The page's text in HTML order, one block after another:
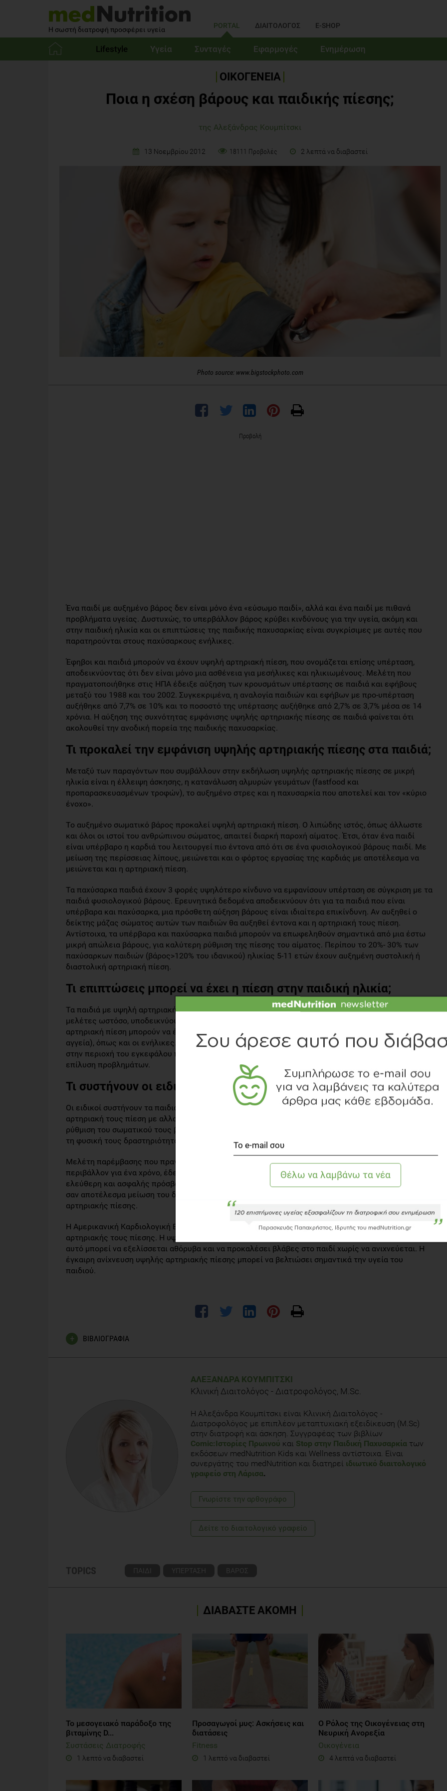
Η σωστή διατροφή προσφέρει υγεία PORTAL ΔΙΑΙΤΟΛΟΓΟΣ E-SHOP
Lifestyle Υγεία Συνταγές Εφαρμογές Ενημέρωση
ΟΙΚΟΓΕΝΕΙΑ
Ποια η σχέση βάρους και παιδικής πίεσης;
της Αλεξάνδρας Κουμπίτσκι
13 Νοεμβρίου 2012 18111 Προβολές 2 λεπτά να διαβαστεί
Photo source: www.bigstockphoto.com
Προβολή
Ένα παιδί με αυξημένο βάρος δεν είναι μόνο ένα «εύσωμο παιδί», αλλά και ένα παιδί με πιθανά
προβλήματα υγείας. Δυστυχώς, το υπερβάλλον βάρος κρύβει κινδύνους για την υγεία, ακόμη και
στην παιδική ηλικία και οι επιπτώσεις της παιδικής παχυσαρκίας είναι συγκρίσιμες με αυτές που
παρατηρούνται στους παχύσαρκους ενήλικες.
Έφηβοι και παιδιά μπορούν να έχουν υψηλή αρτηριακή πίεση, που ονομάζεται επίσης υπέρταση,
αποδεικνύοντας ότι δεν είναι μόνο μια ασθένεια για μεσήλικες και ηλικιωμένους. Μελέτη που
πραγματοποιήθηκε στις ΗΠΑ έδειξε αύξηση των κρουσμάτων υπέρτασης σε παιδιά και εφήβους
μεταξύ του 1988 και του 2002. Συγκεκριμένα, η αναλογία παιδιών και εφήβων με προ-υπέρταση
αυξήθηκε από 7,7% σε 10% και το ποσοστό της υπέρτασης αυξήθηκε από 2,7% σε 3,7% μέσα σε 14
χρόνια. Η αύξηση της συχνότητας εμφάνισης υψηλής αρτηριακής πίεσης σε παιδιά φαίνεται ότι
ακολουθεί την ανοδική πορεία της παιδικής παχυσαρκίας.
Τι προκαλεί την εμφάνιση υψηλής αρτηριακής πίεσης στα παιδιά;
Μεταξύ των παραγόντων που συμβάλλουν στην εκδήλωση υψηλής αρτηριακής πίεσης σε μικρή
ηλικία είναι η έλλειψη άσκησης, η κατανάλωση αλμυρών γευμάτων (fastfood και
προπαρασκευασμένων τροφών), το αυξημένο στρες και η παχυσαρκία που αποτελεί και τον «κύριο
ένοχο».
Το αυξημένο σωματικό βάρος προκαλεί υψηλή αρτηριακή πίεση. Ο λιπώδης ιστός, όπως άλλωστε
και όλοι οι ιστοί του ανθρώπινου σώματος, απαιτεί διαρκή παροχή αίματος. Έτσι, όταν ένα παιδί
είναι υπέρβαρο η καρδιά του λειτουργεί πιο έντονα από ότι σε ένα φυσιολογικού βάρους παιδί. Με
μείωση της περίσσειας λίπους, μειώνεται και ο φόρτος εργασίας της καρδιάς με αποτέλεσμα να
μειώνεται και η αρτηριακή πίεση.
Τα παχύσαρκα παιδιά έχουν 3 φορές υψηλότερο κίνδυνο να εμφανίσουν υπέρταση σε σύγκριση με τα
παιδιά φυσιολογικού βάρους. Ερευνητικά δεδομένα αποδεικνύουν ότι για τα παιδιά που είναι
υπέρβαρα και παχύσαρκα, μια πρόσθετη αύξηση βάρους είναι ιδιαίτερα επικίνδυνη. Αν αυξηθεί ο
δείκτης μάζας σώματος αυτών των παιδιών θα αυξηθεί έντονα και η αρτηριακή τους πίεση.
Αντίστοιχα, τα υπέρβαρα και παχύσαρκα παιδιά μπορούν να επωφεληθούν σημαντικά από μια έστω
μικρή απώλεια βάρους, για καλύτερη ρύθμιση της πίεσης του αίματος. Περίπου το 20%- 30% των
παχύσαρκων παιδιών (βάρος>120% του ιδανικού) ηλικίας 5-11 ετών έχουν αυξημένη συστολική ή
διαστολική αρτηριακή πίεση.
Τι επιπτώσεις μπορεί να έχει η πίεση στην παιδική ηλικία;
Τα παιδιά με υψηλή αρτηριακή πίεση είναι πολύ πιθανό να γίνουν ενήλικες με υπέρταση. Νεότερες
μελέτες ωστόσο, υποδεικνύουν ότι ο κίνδυνος δεν σταματάει εδώ, καθώς τα παιδιά με υψηλή
αρτηριακή πίεση μπορούν να έχουν αντίστοιχες βλάβες σε ζωτικά όργανα (καρδιά, νεφροί, αιμοφόρα
αγγεία), όπως και οι ενήλικες. Έχει φανεί, ότι τα παιδιά με υψηλή αρτηριακή πίεση έχουν μεταβολές
στην περιοχή του εγκεφάλου που είναι υπεύθυνη για λειτουργίες όπως η προσοχή, η μνήμη και η
επίλυση προβλημάτων.
Τι συστήνουν οι ειδικοί;
Οι ειδικοί συστήνουν τα παιδιά με πρώιμη υπέρταση ή υπέρταση να προσπαθήσουν να μειώσουν την
αρτηριακή τους πίεση με αλλαγές στον τρόπο ζωής τους. Πρωταρχικός στόχος πρέπει να είναι η
ρύθμιση του σωματικού τους βάρους, υιοθετώντας σωστές διατροφικές συνήθειες και αυξάνοντας
τη φυσική τους δραστηριότητα.
Μελέτη παρέμβασης που πραγματοποιήθηκε στην Ελλάδα, σε παιδιά της Ε' δημοτικού στο σχολικό
περιβάλλον για ένα χρόνο, έδειξε ότι η αύξηση της διαθεσιμότητας φρούτων και λαχανικών, η
ελεύθερη και ασφαλής πρόσβαση σε αθλητικές εγκαταστάσεις και η υποστήριξη των γονέων είχαν
σαν αποτέλεσμα μείωση του δείκτη μάζας σώματος των παιδιών η οποία επέφερε και μείωση της
αρτηριακής πίεσης.
Η Αμερικανική Καρδιολογική Εταιρεία συνιστά όλα τα παιδιά να κάνουν κάθε χρόνο μέτρηση της
αρτηριακής τους πίεσης. Η υψηλή πίεση δεν προκαλεί συμπτώματα στα περισσότερα παιδιά, για
αυτό μπορεί να εξελίσσεται αθόρυβα και να προκαλέσει βλάβες στο παιδί χωρίς να ανιχνεύεται. Η
έγκαιρη ανίχνευση υψηλής αρτηριακής πίεσης μπορεί να βελτιώσει σημαντικά την υγεία του
παιδιού.
ΒΙΒΛΙΟΓΡΑΦΙΑ
Stein, R. More Kids Developing High Blood Pressure 2007, The Washington Post; Available from:
Angelopoulos, P.D., et al., Changes in BMI and blood pressure after a school based intervention: the CHILDREN study.
Eur J Public Health, 2009. 19(3): p. 319-25.
High Blood Pressure in Children , American Heart Association, 2012; Available from:
http://www.heart.org/HEARTORG/Conditions/HighBloodPressure/UnderstandYourRiskforHighBloodPressure/High-
Blood-Pressure-in-Children_UCM_301868_Article.jsp
ΑΛΕΞΆΝΔΡΑ ΚΟΥΜΠΊΤΣΚΙ
Κλινική Διαιτολόγος - Διατροφολόγος, M.Sc.
Η Αλεξάνδρα Κουμπίτσκι είναι Κλινική Διαιτολόγος -
Διατροφολόγος με επιπλέον μεταπτυχιακή εξειδίκευση (M.Sc)
στην διατροφή και άσκηση. Συγγραφέας των βιβλίων
Comic:Ιστορίες Πρωινού και Stop στην Παιδική Παχυσαρκία των
εκδόσεων medNutrition Kids και Wellness αντίστοιχα. Είναι
συνεργάτης του medNutrition και διατηρεί ιδιωτικό διαιτολογικό
γραφείο στη Λάρισα.
Γνωρίστε την αρθογράφο
Δείτε το διαιτολογικό γραφείο
TOPICS ΠΑΙΔΙ ΥΠΕΡΤΑΣΗ ΒΑΡΟΣ
ΔΙΑΒΑΣΤΕ ΑΚΟΜΗ
Το μεσογειακό παράδοξο της
βιταμίνης D...
Συστάσεις Διατροφής
1 λεπτό να διαβαστεί
Προσαγωγοί μυς: Ασκήσεις και
διατάσεις
Fitness
1 λεπτό να διαβαστεί
Ο Ρόλος της Οικογένειας στη
Νευρική Ανορεξία
Οικογένεια
4 λεπτά να διαβαστεί